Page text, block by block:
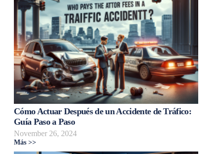
Cómo Actuar Después de un Accidente de Tráfico:
Guía Paso a Paso
November 26, 2024
Más >>